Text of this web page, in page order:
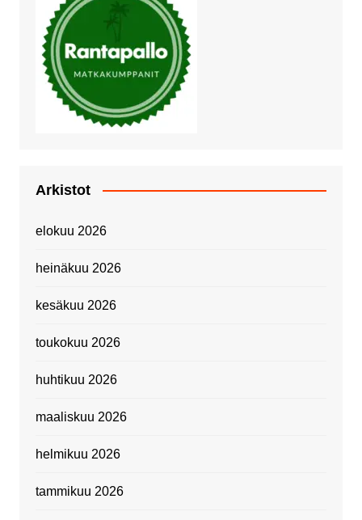
Arkistot
elokuu 2026
heinäkuu 2026
kesäkuu 2026
toukokuu 2026
huhtikuu 2026
maaliskuu 2026
helmikuu 2026
tammikuu 2026